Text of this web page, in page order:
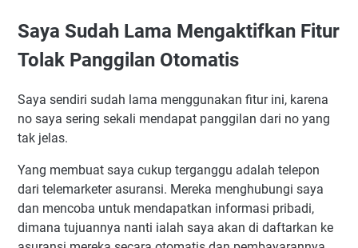
Saya Sudah Lama Mengaktifkan Fitur
Tolak Panggilan Otomatis
Saya sendiri sudah lama menggunakan fitur ini, karena
no saya sering sekali mendapat panggilan dari no yang
tak jelas.
Yang membuat saya cukup terganggu adalah telepon
dari telemarketer asuransi. Mereka menghubungi saya
dan mencoba untuk mendapatkan informasi pribadi,
dimana tujuannya nanti ialah saya akan di daftarkan ke